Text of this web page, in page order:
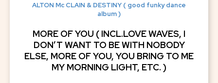
ALTON Mc CLAIN & DESTINY ( good funky dance
album )
MORE OF YOU ( INCL.LOVE WAVES, I
DON’T WANT TO BE WITH NOBODY
ELSE, MORE OF YOU, YOU BRING TO ME
MY MORNING LIGHT, ETC. )